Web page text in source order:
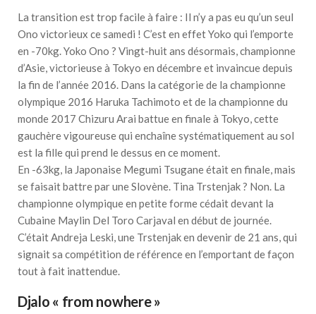
La transition est trop facile à faire : Il n’y a pas eu qu’un seul
Ono victorieux ce samedi ! C’est en effet Yoko qui l’emporte
en -70kg. Yoko Ono ? Vingt-huit ans désormais, championne
d’Asie, victorieuse à Tokyo en décembre et invaincue depuis
la fin de l’année 2016. Dans la catégorie de la championne
olympique 2016 Haruka Tachimoto et de la championne du
monde 2017 Chizuru Arai battue en finale à Tokyo, cette
gauchère vigoureuse qui enchaîne systématiquement au sol
est la fille qui prend le dessus en ce moment.
En -63kg, la Japonaise Megumi Tsugane était en finale, mais
se faisait battre par une Slovène. Tina Trstenjak ? Non. La
championne olympique en petite forme cédait devant la
Cubaine Maylin Del Toro Carjaval en début de journée.
C’était Andreja Leski, une Trstenjak en devenir de 21 ans, qui
signait sa compétition de référence en l’emportant de façon
tout à fait inattendue.
Djalo « from nowhere »